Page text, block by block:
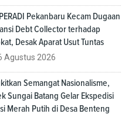
Pekanbaru Kecam Dugaan
Debt Collector terhadap
Desak Aparat Usut Tuntas
Agustus 2026
Semangat Nasionalisme,
Sungai Batang Gelar Ekspedisi
Merah Putih di Desa Benteng